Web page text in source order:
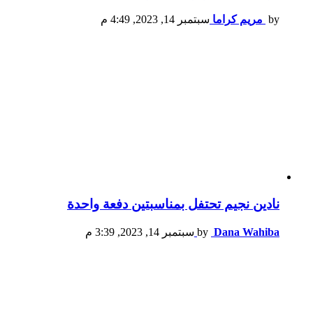
by مريم كراما سبتمبر 14, 2023, 4:49 م
نادين نجيم تحتفل بمناسبتين دفعة واحدة
by Dana Wahiba سبتمبر 14, 2023, 3:39 م